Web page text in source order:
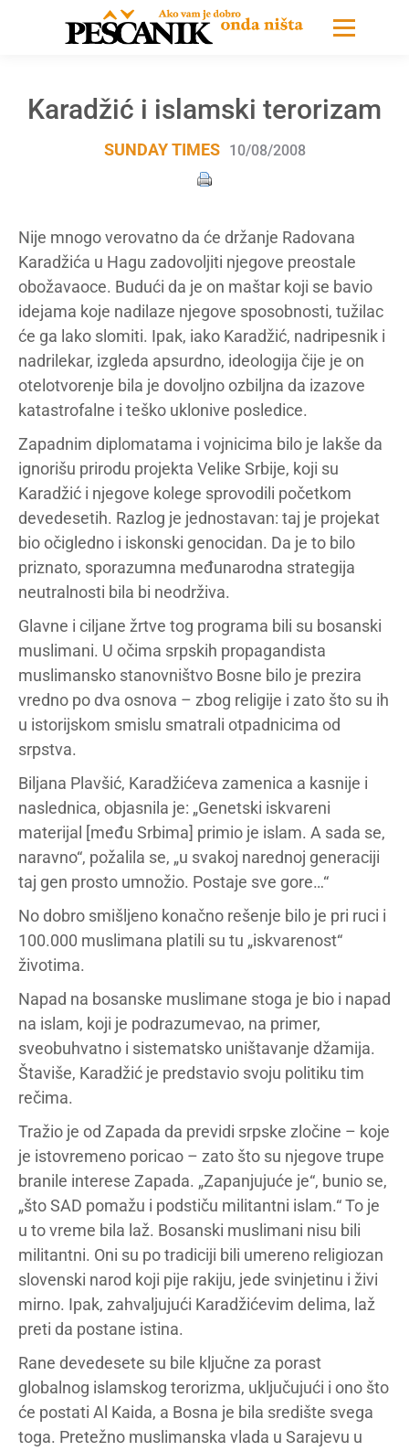
Karadžić i islamski terorizam
SUNDAY TIMES 10/08/2008
Nije mnogo verovatno da će držanje Radovana
Karadžića u Hagu zadovoljiti njegove preostale
obožavaoce. Budući da je on maštar koji se bavio
idejama koje nadilaze njegove sposobnosti, tužilac
će ga lako slomiti. Ipak, iako Karadžić, nadripesnik i
nadrilekar, izgleda apsurdno, ideologija čije je on
otelotvorenje bila je dovoljno ozbiljna da izazove
katastrofalne i teško uklonive posledice.
Zapadnim diplomatama i vojnicima bilo je lakše da
ignorišu prirodu projekta Velike Srbije, koji su
Karadžić i njegove kolege sprovodili početkom
devedesetih. Razlog je jednostavan: taj je projekat
bio očigledno i iskonski genocidan. Da je to bilo
priznato, sporazumna međunarodna strategija
neutralnosti bila bi neodrživa.
Glavne i ciljane žrtve tog programa bili su bosanski
muslimani. U očima srpskih propagandista
muslimansko stanovništvo Bosne bilo je prezira
vredno po dva osnova – zbog religije i zato što su ih
u istorijskom smislu smatrali otpadnicima od
srpstva.
Biljana Plavšić, Karadžićeva zamenica a kasnije i
naslednica, objasnila je: „Genetski iskvareni
materijal [među Srbima] primio je islam. A sada se,
naravno“, požalila se, „u svakoj narednoj generaciji
taj gen prosto umnožio. Postaje sve gore…“
No dobro smišljeno konačno rešenje bilo je pri ruci i
100.000 muslimana platili su tu „iskvarenost“
životima.
Napad na bosanske muslimane stoga je bio i napad
na islam, koji je podrazumevao, na primer,
sveobuhvatno i sistematsko uništavanje džamija.
Štaviše, Karadžić je predstavio svoju politiku tim
rečima.
Tražio je od Zapada da previdi srpske zločine – koje
je istovremeno poricao – zato što su njegove trupe
branile interese Zapada. „Zapanjujuće je“, bunio se,
„što SAD pomažu i podstiču militantni islam.“ To je
u to vreme bila laž. Bosanski muslimani nisu bili
militantni. Oni su po tradiciji bili umereno religiozan
slovenski narod koji pije rakiju, jede svinjetinu i živi
mirno. Ipak, zahvaljujući Karadžićevim delima, laž
preti da postane istina.
Rane devedesete su bile ključne za porast
globalnog islamskog terorizma, uključujući i ono što
će postati Al Kaida, a Bosna je bila središte svega
toga. Pretežno muslimanska vlada u Sarajevu u